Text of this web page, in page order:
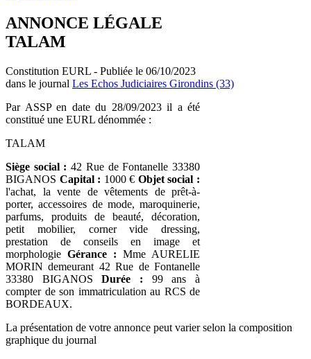
ANNONCE LÉGALE
TALAM
Constitution EURL - Publiée le 06/10/2023
dans le journal Les Echos Judiciaires Girondins (33)
Par ASSP en date du 28/09/2023 il a été
constitué une EURL dénommée :
TALAM
Siège social :42 Rue de Fontanelle 33380
BIGANOS Capital : 1000 € Objet social :
l'achat, la vente de vêtements de prêt-à-
porter, accessoires de mode, maroquinerie,
parfums, produits de beauté, décoration,
petit mobilier, corner vide dressing,
prestation de conseils en image et
morphologie Gérance : Mme AURELIE
MORIN demeurant 42 Rue de Fontanelle
33380 BIGANOSDurée : 99 ans à
compter de son immatriculation au RCS de
BORDEAUX.
La présentation de votre annonce peut varier selon la composition
graphique du journal